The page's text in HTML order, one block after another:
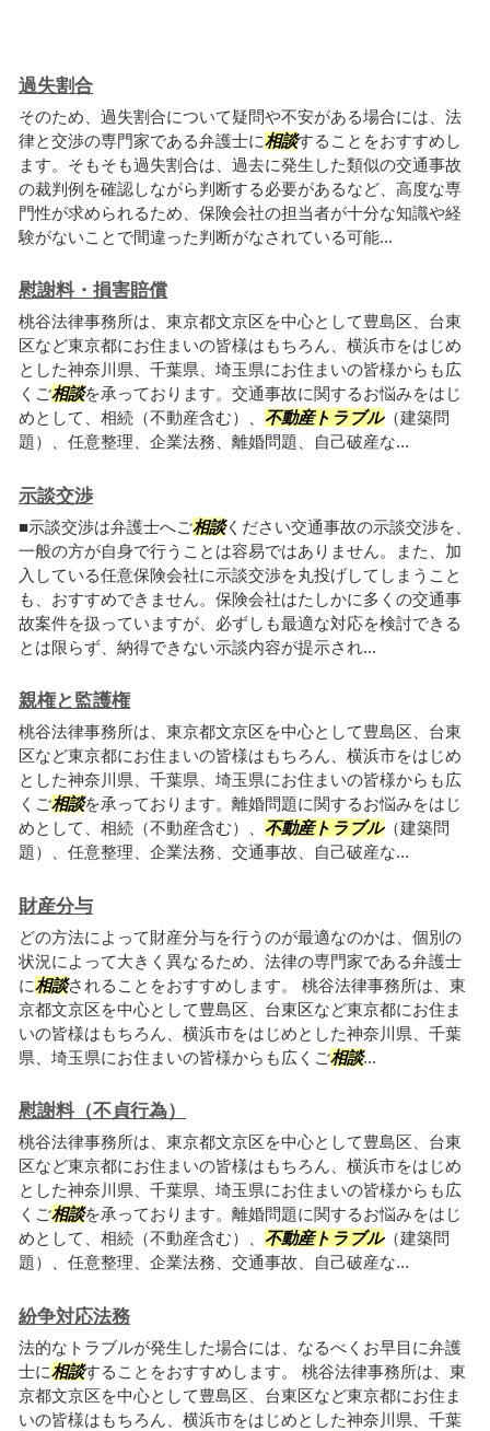
過失割合
そのため、過失割合について疑問や不安がある場合には、法
律と交渉の専門家である弁護士に相談することをおすすめし
ます。そもそも過失割合は、過去に発生した類似の交通事故
の裁判例を確認しながら判断する必要があるなど、高度な専
門性が求められるため、保険会社の担当者が十分な知識や経
験がないことで間違った判断がなされている可能...
慰謝料・損害賠償
桃谷法律事務所は、東京都文京区を中心として豊島区、台東
区など東京都にお住まいの皆様はもちろん、横浜市をはじめ
とした神奈川県、千葉県、埼玉県にお住まいの皆様からも広
くご相談を承っております。交通事故に関するお悩みをはじ
めとして、相続（不動産含む）、 不動産トラブル（建築問
題）、任意整理、企業法務、離婚問題、自己破産な...
示談交渉
■示談交渉は弁護士へご相談ください交通事故の示談交渉を、
一般の方が自身で行うことは容易ではありません。また、加
入している任意保険会社に示談交渉を丸投げしてしまうこと
も、おすすめできません。保険会社はたしかに多くの交通事
故案件を扱っていますが、必ずしも最適な対応を検討できる
とは限らず、納得できない示談内容が提示され...
親権と監護権
桃谷法律事務所は、東京都文京区を中心として豊島区、台東
区など東京都にお住まいの皆様はもちろん、横浜市をはじめ
とした神奈川県、千葉県、埼玉県にお住まいの皆様からも広
くご相談を承っております。離婚問題に関するお悩みをはじ
めとして、相続（不動産含む）、 不動産トラブル（建築問
題）、任意整理、企業法務、交通事故、自己破産な...
財産分与
どの方法によって財産分与を行うのが最適なのかは、個別の
状況によって大きく異なるため、法律の専門家である弁護士
に相談されることをおすすめします。 桃谷法律事務所は、東
京都文京区を中心として豊島区、台東区など東京都にお住ま
いの皆様はもちろん、横浜市をはじめとした神奈川県、千葉
県、埼玉県にお住まいの皆様からも広くご相談...
慰謝料（不貞行為）
桃谷法律事務所は、東京都文京区を中心として豊島区、台東
区など東京都にお住まいの皆様はもちろん、横浜市をはじめ
とした神奈川県、千葉県、埼玉県にお住まいの皆様からも広
くご相談を承っております。離婚問題に関するお悩みをはじ
めとして、相続（不動産含む）、 不動産トラブル（建築問
題）、任意整理、企業法務、交通事故、自己破産な...
紛争対応法務
法的なトラブルが発生した場合には、なるべくお早目に弁護
士に相談することをおすすめします。 桃谷法律事務所は、東
京都文京区を中心として豊島区、台東区など東京都にお住ま
いの皆様はもちろん、横浜市をはじめとした神奈川県、千葉